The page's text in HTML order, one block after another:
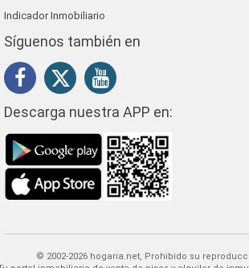
Indicador Inmobiliario
Síguenos también en
Descarga nuestra APP en:
© 2002-2026 hogaria.net, Prohibido su